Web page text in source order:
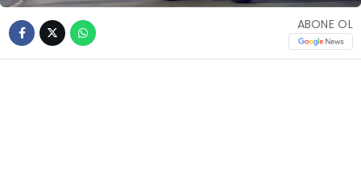
ABONE OL